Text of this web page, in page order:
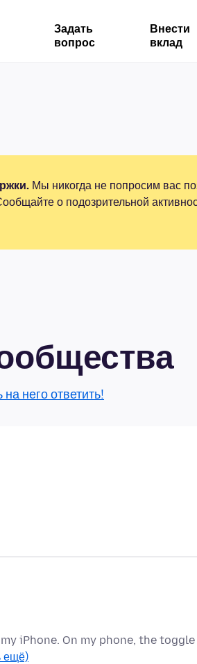
Задать
вопрос
Внести
вклад
Мы никогда не попросим вас
о подозрительной
него ответить!
iPhone. On my phone, the toggle
ещё)